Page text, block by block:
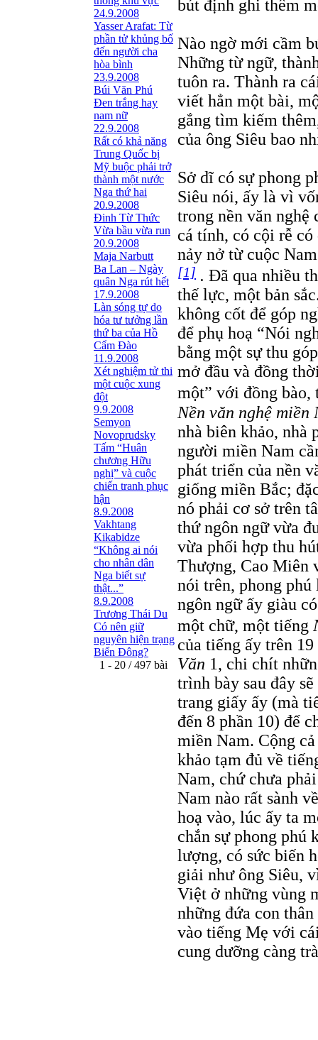
24.9.2008
Yasser Arafat: Từ
phần tử khủng bố
đến người cha
hòa bình
23.9.2008
Búi Văn Phú
Đen trắng hay
nam nữ
22.9.2008
Rất có khả năng
Trung Quốc bị
Mỹ buộc phải trở
thành một nước
Nga thứ hai
20.9.2008
Đinh Từ Thức
Vừa bầu vừa run
20.9.2008
Maja Narbutt
Ba Lan – Ngày
quân Nga rút hết
17.9.2008
Làn sóng tự do
hóa tư tưởng lần
thứ ba của Hồ
Cẩm Đào
11.9.2008
Xét nghiệm tử thi
một cuộc xung
đột
9.9.2008
Semyon
Novoprudsky
Tấm “Huân
chương Hữu
nghị” và cuộc
chiến tranh phục
hận
8.9.2008
Vakhtang
Kikabidze
“Không ai nói
cho nhân dân
Nga biết sự
thật...”
8.9.2008
Trương Thái Du
Có nên giữ
nguyên hiện trạng
Biển Đông?
1 - 20 / 497 bài
bút định ghi thêm
Nào ngờ mới cầm
Những từ ngữ,
tuôn ra. Thành ra
viết hẳn một bài,
gắng tìm kiếm
của ông Siêu bao
Sở dĩ có sự phong
Siêu nói, ấy là vì
trong nền văn nghệ
cá tính, có cội rễ
nảy nở từ cuộc
[1] . Đã qua nhiều
thế lực, một bản
không cốt để góp
để phụ hoạ “Nói
bằng một sự thu
mở đầu và đồng
một” với đồng
Nền văn nghệ miền
nhà biên khảo, nhà
người miền Nam
phát triển của nền
giống miền Bắc;
nó phải cơ sở trên
thứ ngôn ngữ vừa
vừa phối hợp thu
Thượng, Cao Miên
nói trên, phong
ngôn ngữ ấy giàu
một chữ, một tiếng
của tiếng ấy trên
Văn 1, chi chít
trình bày sau đây
trang giấy ấy (mà
đến 8 phần 10) để
miền Nam. Cộng
khảo tạm đủ về
Nam, chứ chưa
Nam nào rất sành
hoạ vào, lúc ấy ta
chắn sự phong phú
lượng, có sức biến
giải như ông Siêu,
Việt ở những vùng
những đứa con
vào tiếng Mẹ với
cung dưỡng càng